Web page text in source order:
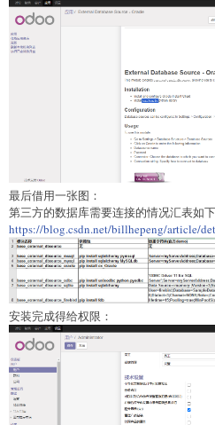
最后借用一张图：
第三方的数据库需要连接的情况汇表如
https://blog.csdn.net/billhepeng/article/
安装完成得给权限：